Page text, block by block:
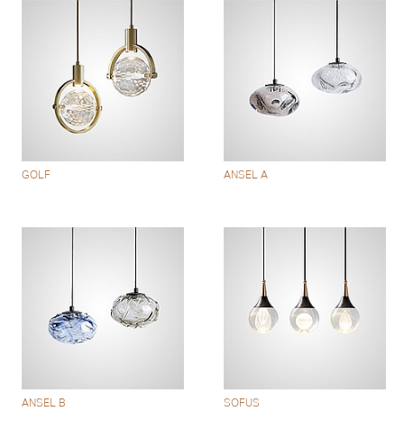
GOLF ANSEL A
ANSEL B SOFUS